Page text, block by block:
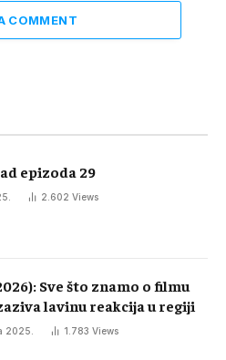
COMMENT
epizoda 29
2.602 Views
Sve što znamo o filmu
lavinu reakcija u regiji
2025. 1.783 Views